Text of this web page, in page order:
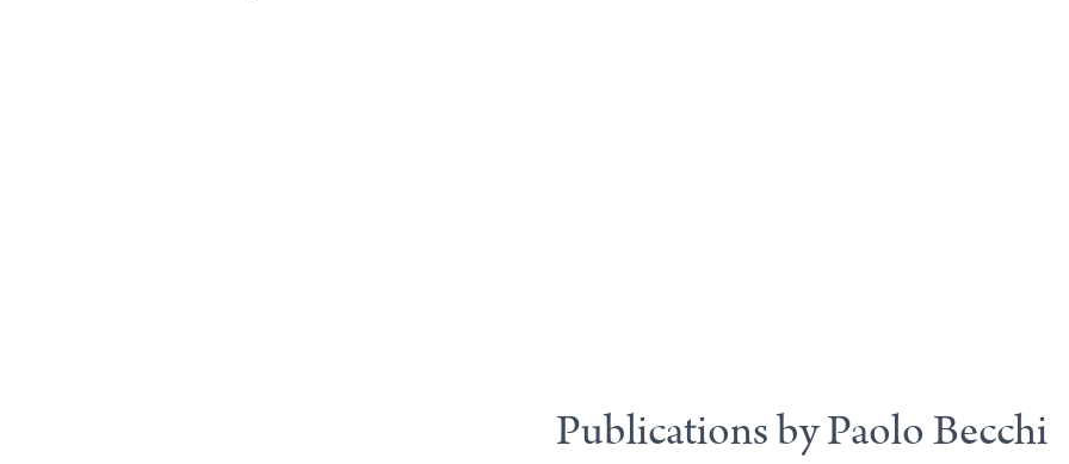
Publications by Paolo Becchi